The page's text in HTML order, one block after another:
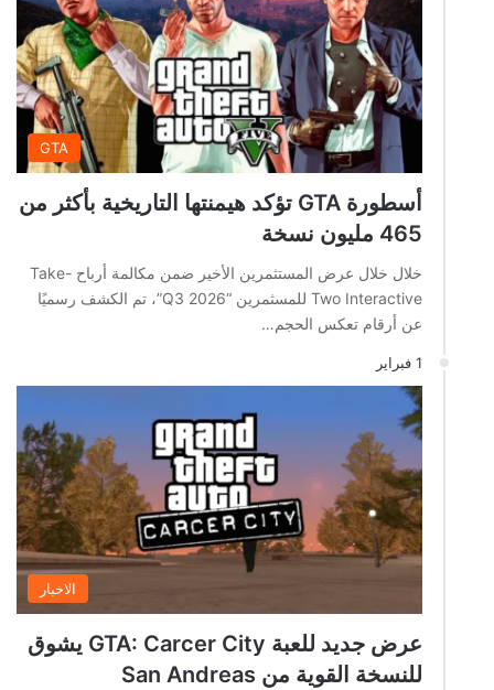
GTA
أسطورة GTA تؤكد هيمنتها التاريخية بأكثر من
465 مليون نسخة
خلال خلال عرض المستثمرين الأخير ضمن مكالمة أرباح Take-
Two Interactive للمسثمرين “Q3 2026”، تم الكشف رسميًا
عن أرقام تعكس الحجم…
1 فبراير
الاخبار
عرض جديد للعبة GTA: Carcer City يشوق
للنسخة القوية من San Andreas